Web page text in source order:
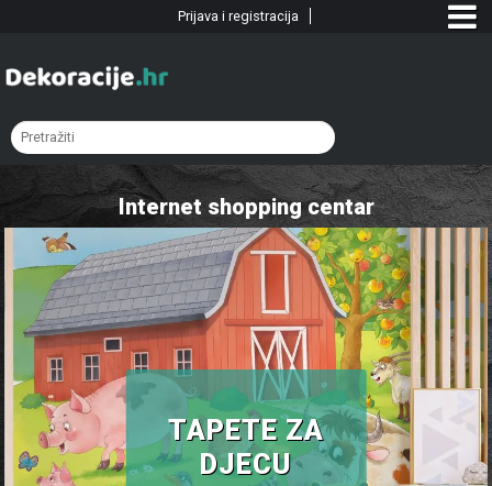
Internet shopping centar
TAPETE ZA
DJECU
Prijava i registracija